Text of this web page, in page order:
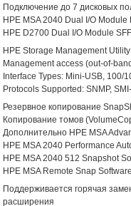
Подключение до 7 дисковых
HPE MSA 2040 Dual I/O
HPE D2700 Dual I/O Module
HPE Storage Management Utility
Management access (out-of-
Interface Types: Mini-USB, 100/
Protocols Supported: SNMP,
Резервное копирование
Копирование томов
Дополнительно HPE MSA
HPE MSA 2040 Performance
HPE MSA 2040 512 Snapshot
HPE MSA Remote Snap
Поддерживается горячая
расширения